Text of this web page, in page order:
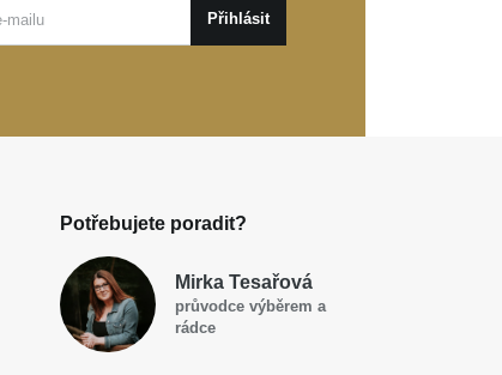
Přihlásit
Potřebujete poradit?
Mirka Tesařová
průvodce výběrem a
rádce